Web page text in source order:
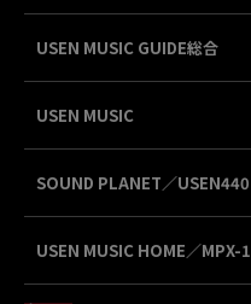
USEN MUSIC GUIDE総合
USEN MUSIC
SOUND PLANET／USEN440
USEN MUSIC HOME／MPX-1